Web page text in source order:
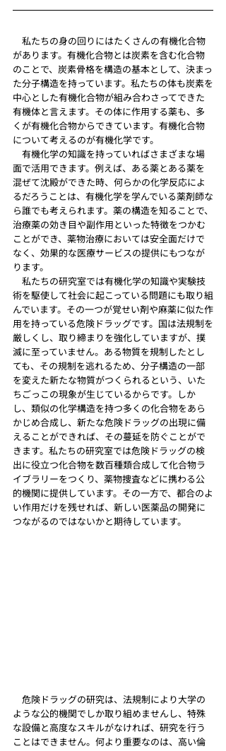
私たちの身の回りにはたくさんの有機化合物
があります。有機化合物とは炭素を含む化合物
のことで、炭素骨格を構造の基本として、決まっ
た分子構造を持っています。私たちの体も炭素を
中心とした有機化合物が組み合わさってできた
有機体と言えます。その体に作用する薬も、多
くが有機化合物からできています。有機化合物
について考えるのが有機化学です。
有機化学の知識を持っていればさまざまな場
面で活用できます。例えば、ある薬とある薬を
混ぜて沈殿ができた時、何らかの化学反応によ
るだろうことは、有機化学を学んでいる薬剤師な
ら誰でも考えられます。薬の構造を知ることで、
治療薬の効き目や副作用といった特徴をつかむ
ことができ、薬物治療においては安全面だけで
なく、効果的な医療サービスの提供にもつなが
ります。
私たちの研究室では有機化学の知識や実験技
術を駆使して社会に起こっている問題にも取り組
んでいます。その一つが覚せい剤や麻薬に似た作
用を持っている危険ドラッグです。国は法規制を
厳しくし、取り締まりを強化していますが、撲
滅に至っていません。ある物質を規制したとし
ても、その規制を逃れるため、分子構造の一部
を変えた新たな物質がつくられるという、いた
ちごっこの現象が生じているからです。しか
し、類似の化学構造を持つ多くの化合物をあら
かじめ合成し、新たな危険ドラッグの出現に備
えることができれば、その蔓延を防ぐことがで
きます。私たちの研究室では危険ドラッグの検
出に役立つ化合物を数百種類合成して化合物ラ
イブラリーをつくり、薬物捜査などに携わる公
的機関に提供しています。その一方で、都合のよ
い作用だけを残せれば、新しい医薬品の開発に
つながるのではないかと期待しています。
危険ドラッグの研究は、法規制により大学の
ような公的機関でしか取り組めませんし、特殊
な設備と高度なスキルがなければ、研究を行う
ことはできません。何より重要なのは、高い倫